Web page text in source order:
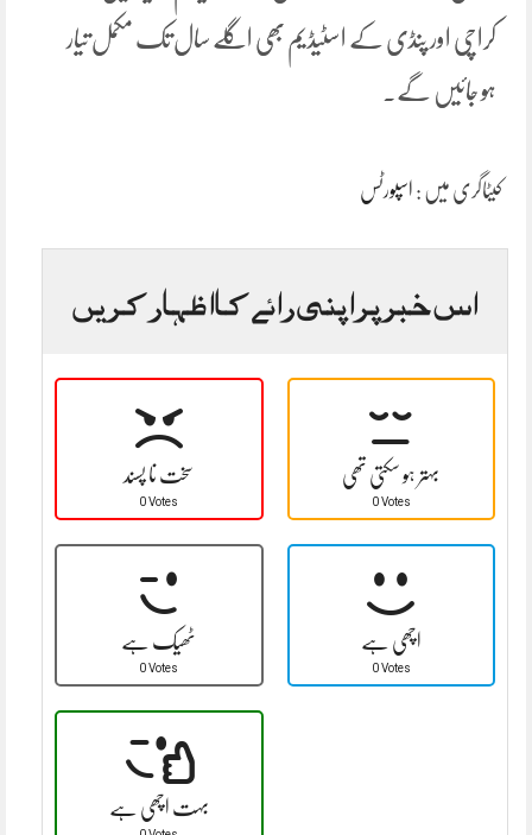
کراچی اور پنڈی کے اسٹیڈیم بھی اگلے سال تک مکمل تیار
ہو جائیں گے۔
کیٹاگری میں : اسپورٹس
اس خبر پر اپنی رائے کا اظہار کریں
سخت نا پسند
0 Votes
بہتر ہو سکتی تھی
0 Votes
ٹھیک ہے
0 Votes
اچھی ہے
0 Votes
بہت اچھی ہے